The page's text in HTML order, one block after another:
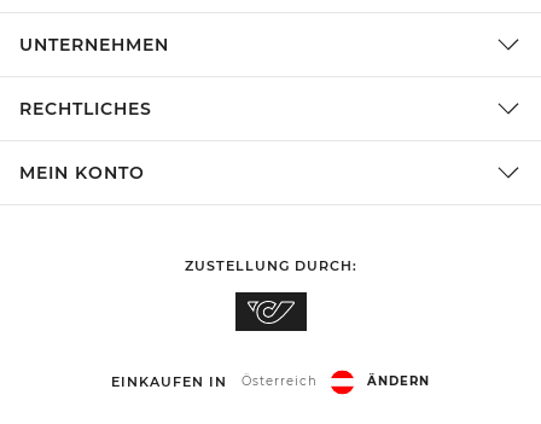
UNTERNEHMEN
RECHTLICHES
MEIN KONTO
ZUSTELLUNG DURCH:
EINKAUFEN IN Österreich ÄNDERN